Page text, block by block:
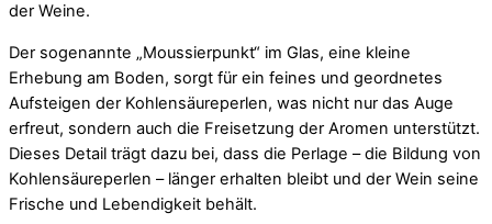
der Weine.
Der sogenannte „Moussierpunkt“ im Glas, eine kleine
Erhebung am Boden, sorgt für ein feines und geordnetes
Aufsteigen der Kohlensäureperlen, was nicht nur das Auge
erfreut, sondern auch die Freisetzung der Aromen unterstützt.
Dieses Detail trägt dazu bei, dass die Perlage – die Bildung von
Kohlensäureperlen – länger erhalten bleibt und der Wein seine
Frische und Lebendigkeit behält.